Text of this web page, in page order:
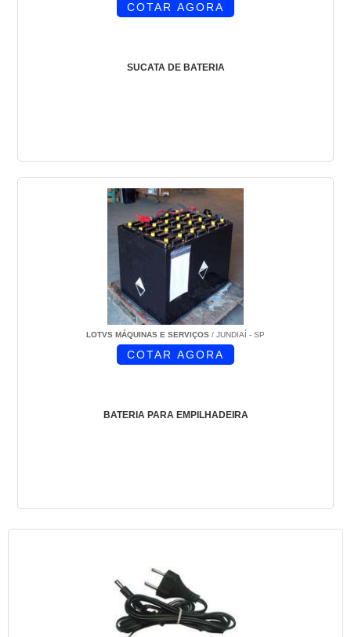
SUCATA DE BATERIA
COTAR AGORA
LOTVS MÁQUINAS E SERVIÇOS / JUNDIAÍ - SP
BATERIA PARA EMPILHADEIRA
COTAR AGORA